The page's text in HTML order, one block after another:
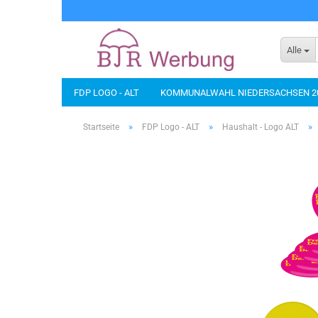
Alle
FDP LOGO - ALT KOMMUNALWAHL NIEDERSACHSEN
BANNER/ROLL-UP BÜROARTIKEL DIES UND DAS...
Startseite » FDP Logo - ALT » Haushalt - Logo ALT »